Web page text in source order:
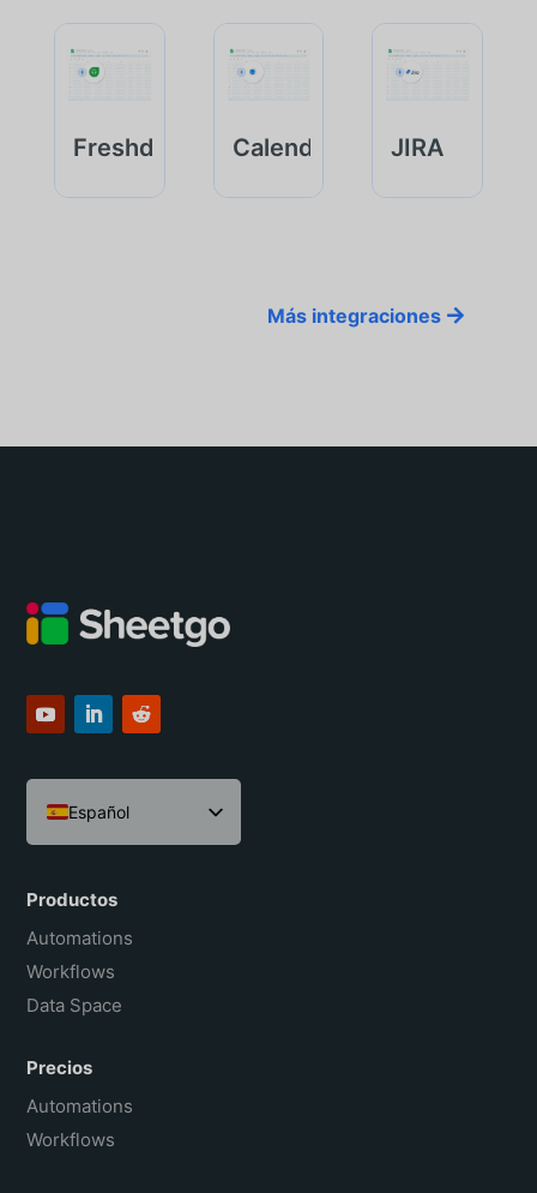
Freshdesk Calendly JIRA
Más integraciones
Español
English
Português do Brasil
Français
Productos
Automations
Workflows
Data Space
Precios
Automations
Workflows